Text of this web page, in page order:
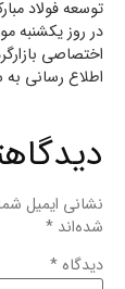
اختصاصی
اطلاع رسانی
نشانی ایمیل
شده‌اند *
دیدگاه *